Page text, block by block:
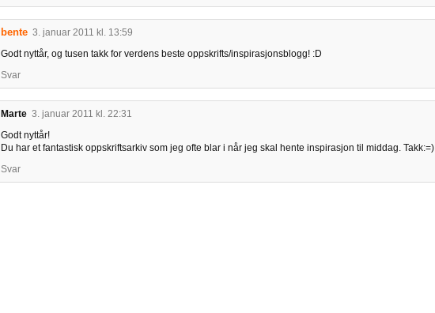
bente 3. januar 2011 kl. 13:59
Godt nyttår, og tusen takk for verdens beste oppskrifts/inspirasjonsblogg! :D
Svar
Marte 3. januar 2011 kl. 22:31
Godt nyttår!
Du har et fantastisk oppskriftsarkiv som jeg ofte blar i når jeg skal hente inspirasjon til middag. Takk:=)
Svar